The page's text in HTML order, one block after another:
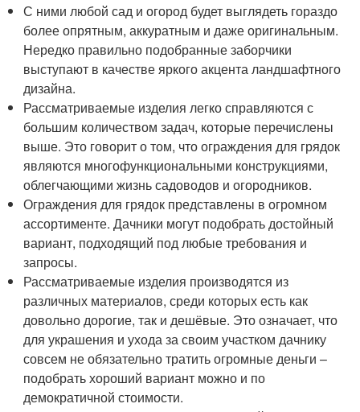
С ними любой сад и огород будет выглядеть гораздо
более опрятным, аккуратным и даже оригинальным.
Нередко правильно подобранные заборчики
выступают в качестве яркого акцента ландшафтного
дизайна.
Рассматриваемые изделия легко справляются с
большим количеством задач, которые перечислены
выше. Это говорит о том, что ограждения для грядок
являются многофункциональными конструкциями,
облегчающими жизнь садоводов и огородников.
Ограждения для грядок представлены в огромном
ассортименте. Дачники могут подобрать достойный
вариант, подходящий под любые требования и
запросы.
Рассматриваемые изделия производятся из
различных материалов, среди которых есть как
довольно дорогие, так и дешёвые. Это означает, что
для украшения и ухода за своим участком дачнику
совсем не обязательно тратить огромные деньги –
подобрать хороший вариант можно и по
демократичной стоимости.